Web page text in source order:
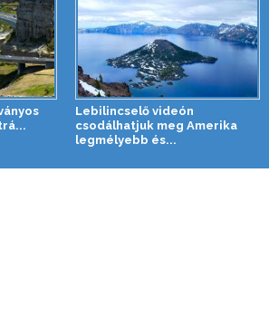
Lebilincselő videón
csodálhatjuk meg Amerika
legmélyebb és...